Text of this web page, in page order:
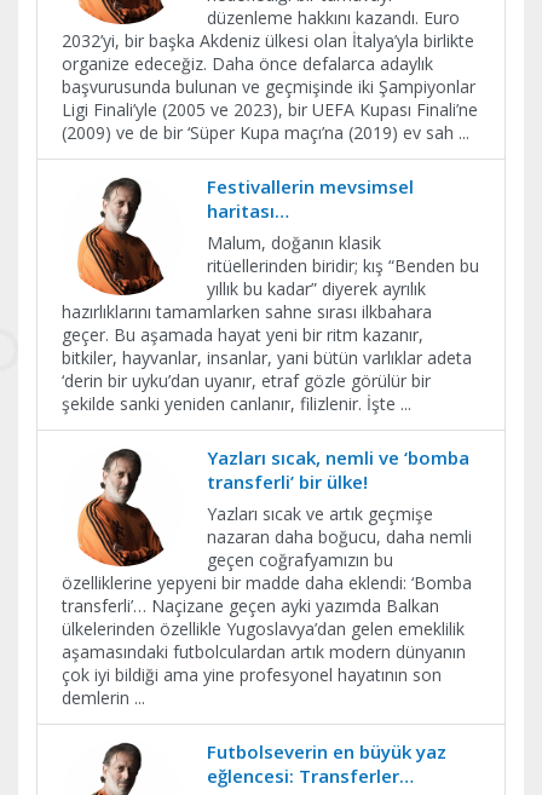
düzenleme hakkını kazandı. Euro
2032’yi, bir başka Akdeniz ülkesi olan İtalya’yla birlikte
organize edeceğiz. Daha önce defalarca adaylık
başvurusunda bulunan ve geçmişinde iki Şampiyonlar
Ligi Finali’yle (2005 ve 2023), bir UEFA Kupası Finali’ne
(2009) ve de bir ‘Süper Kupa maçı’na (2019) ev sah ...
Festivallerin mevsimsel
haritası…
Malum, doğanın klasik
ritüellerinden biridir; kış “Benden bu
yıllık bu kadar” diyerek ayrılık
hazırlıklarını tamamlarken sahne sırası ilkbahara
geçer. Bu aşamada hayat yeni bir ritm kazanır,
bitkiler, hayvanlar, insanlar, yani bütün varlıklar adeta
‘derin bir uyku’dan uyanır, etraf gözle görülür bir
şekilde sanki yeniden canlanır, filizlenir. İşte ...
Yazları sıcak, nemli ve ‘bomba
transferli’ bir ülke!
Yazları sıcak ve artık geçmişe
nazaran daha boğucu, daha nemli
geçen coğrafyamızın bu
özelliklerine yepyeni bir madde daha eklendi: ‘Bomba
transferli’… Naçizane geçen ayki yazımda Balkan
ülkelerinden özellikle Yugoslavya’dan gelen emeklilik
aşamasındaki futbolculardan artık modern dünyanın
çok iyi bildiği ama yine profesyonel hayatının son
demlerin ...
Futbolseverin en büyük yaz
eğlencesi: Transferler…